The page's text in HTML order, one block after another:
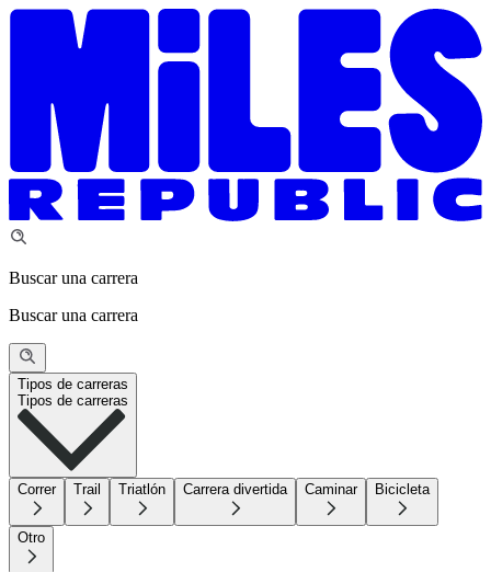
Buscar una carrera
Buscar una carrera
Tipos de carreras
Tipos de carreras
Correr Trail Triatlón Carrera divertida Caminar Bicicleta
Otro